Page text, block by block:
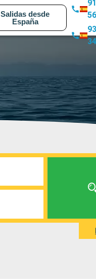
Salidas desde
España